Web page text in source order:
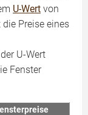
U-Wert von
Preise eines
U-Wert
Fenster